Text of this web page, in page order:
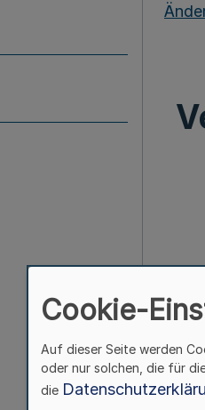
Cookie-
Auf dieser Seite werden
oder nur solchen, die für
die